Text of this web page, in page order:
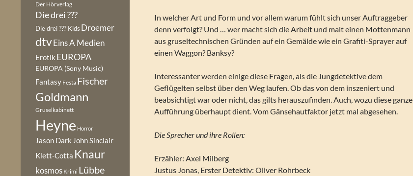
In welcher Art und Form und vor allem warum fühlt sich unser Auftraggeber
denn verfolgt? Und … wer macht sich die Arbeit und malt einen Mottenmann
aus gruseltechnischen Gründen auf ein Gemälde wie ein Grafiti-Sprayer auf
einen Waggon? Banksy?
Interessanter werden einige diese Fragen, als die Jungdetektive dem
Geflügelten selbst über den Weg laufen. Ob das von dem inszeniert und
beabsichtigt war oder nicht, das gilts herauszufinden. Auch, wozu diese ganze
Aufführung überhaupt dient. Vom Gänsehautfaktor jetzt mal abgesehen.
Die Sprecher und ihre Rollen:
Erzähler: Axel Milberg
Justus Jonas, Erster Detektiv: Oliver Rohrbeck
Der Hörverlag
Die drei ???
Die drei ??? Kids Droemer
dtvEins A Medien
Erotik EUROPA
EUROPA (Sony Music)
Fantasy Festa Fischer
Goldmann
Gruselkabinett
Heyne Horror
Jason Dark John Sinclair
Klett-Cotta Knaur
kosmos Krimi Lübbe